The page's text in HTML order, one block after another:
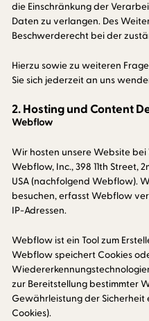
die Einschränkung der
Daten zu verlangen. Des
Beschwerderecht bei der
Hierzu sowie zu weiteren
Sie sich jederzeit an uns
2. Hosting und Content
Webflow
Wir hosten unsere Website
Webflow, Inc., 398 11th Street,
USA (nachfolgend Webflow).
besuchen, erfasst Webflow
IP-Adressen.
Webflow ist ein Tool zum
Webflow speichert Cookies
zur Bereitstellung bestimmter
Gewährleistung der
Cookies).